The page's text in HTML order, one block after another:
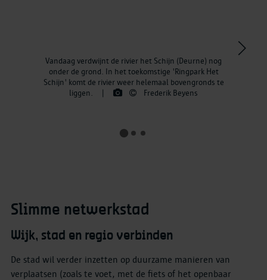
Vandaag verdwijnt de rivier het Schijn (Deurne) nog
onder de grond. In het toekomstige 'Ringpark Het
Schijn' komt de rivier weer helemaal bovengronds te
liggen.
Frederik Beyens
>
Slimme netwerkstad
Wijk, stad en regio verbinden
De stad wil verder inzetten op duurzame manieren van
verplaatsen (zoals te voet, met de fiets of het openbaar